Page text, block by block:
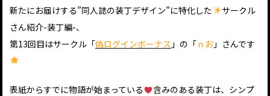
新たにお届けする”同人誌の装丁デザイン”に特化した
サークル
さん紹介-装丁編-、
第13回目はサークル「偽ログインボーナス 」の「ｎお 」さんです
表紙からすでに物語が始まっている
含みのある装丁は、シンプ